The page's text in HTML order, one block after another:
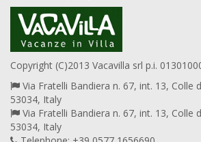
Copyright (C)2013 Vacavilla srl p.i.
Via Fratelli Bandiera n. 67, int. 13, Colle
53034, Italy
Via Fratelli Bandiera n. 67, int. 13, Colle
53034, Italy